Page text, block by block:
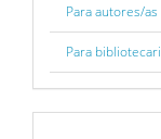
Para autores/as
Para